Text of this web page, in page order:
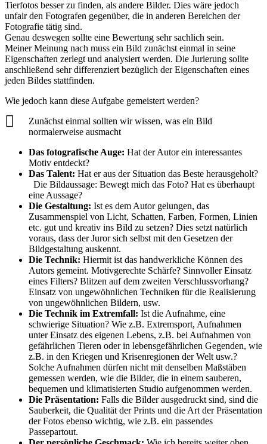
Tierfotos besser zu finden, als andere Bilder. Dies wäre jedoch
unfair den Fotografen gegenüber, die in anderen Bereichen der
Fotografie tätig sind.
Genau deswegen sollte eine Bewertung sehr sachlich sein.
Meiner Meinung nach muss ein Bild zunächst einmal in seine
Eigenschaften zerlegt und analysiert werden. Die Jurierung sollte
anschließend sehr differenziert bezüglich der Eigenschaften eines
jeden Bildes stattfinden.
Wie jedoch kann diese Aufgabe gemeistert werden?
Zunächst einmal sollten wir wissen, was ein Bild
normalerweise ausmacht
Das fotografische Auge: Hat der Autor ein interessantes
Motiv entdeckt?
Das Talent: Hat er aus der Situation das Beste herausgeholt?
Die Bildaussage: Bewegt mich das Foto? Hat es überhaupt
eine Aussage?
Die Gestaltung: Ist es dem Autor gelungen, das
Zusammenspiel von Licht, Schatten, Farben, Formen, Linien
etc. gut und kreativ ins Bild zu setzen? Dies setzt natürlich
voraus, dass der Juror sich selbst mit den Gesetzen der
Bildgestaltung auskennt.
Die Technik: Hiermit ist das handwerkliche Können des
Autors gemeint. Motivgerechte Schärfe? Sinnvoller Einsatz
eines Filters? Blitzen auf dem zweiten Verschlussvorhang?
Einsatz von ungewöhnlichen Techniken für die Realisierung
von ungewöhnlichen Bildern, usw.
Die Technik im Extremfall: Ist die Aufnahme, eine
schwierige Situation? Wie z.B. Extremsport, Aufnahmen
unter Einsatz des eigenen Lebens, z.B. bei Aufnahmen von
gefährlichen Tieren oder in lebensgefährlichen Gegenden, wie
z.B. in den Kriegen und Krisenregionen der Welt usw.?
Solche Aufnahmen dürfen nicht mit denselben Maßstäben
gemessen werden, wie die Bilder, die in einem sauberen,
bequemen und klimatisierten Studio aufgenommen werden.
Die Präsentation: Falls die Bilder ausgedruckt sind, sind die
Sauberkeit, die Qualität der Prints und die Art der Präsentation
der Fotos ebenso wichtig, wie z.B. ein passendes
Passepartout.